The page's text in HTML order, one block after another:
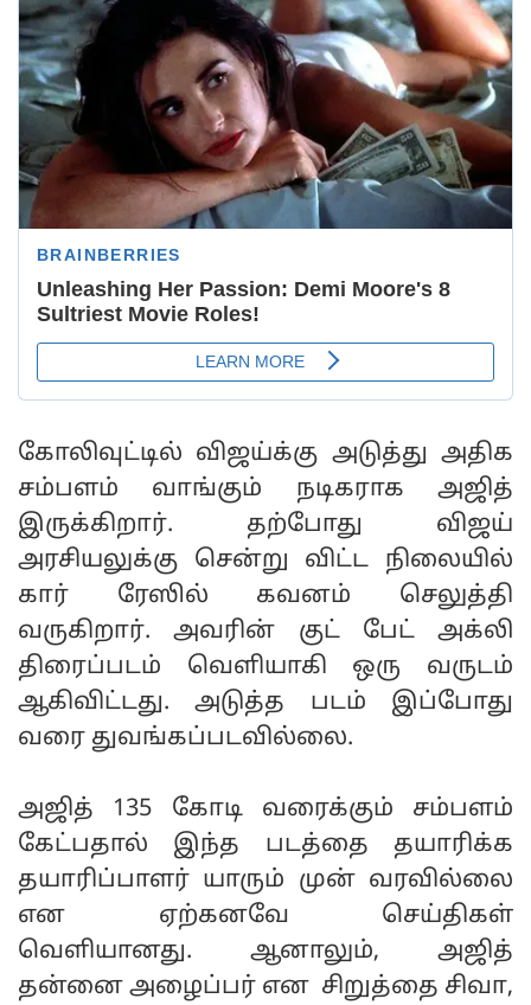
கோலிவுட்டில் விஜய்க்கு அடுத்து அதிக
சம்பளம் வாங்கும் நடிகராக அஜித்
இருக்கிறார். தற்போது விஜய்
அரசியலுக்கு சென்று விட்ட நிலையில்
கார் ரேஸில் கவனம் செலுத்தி
வருகிறார். அவரின் குட் பேட் அக்லி
திரைப்படம் வெளியாகி ஒரு வருடம்
ஆகிவிட்டது. அடுத்த படம் இப்போது
வரை துவங்கப்படவில்லை.
அஜித் 135 கோடி வரைக்கும் சம்பளம்
கேட்பதால் இந்த படத்தை தயாரிக்க
தயாரிப்பாளர் யாரும் முன் வரவில்லை
என ஏற்கனவே செய்திகள்
வெளியானது. ஆனாலும், அஜித்
தன்னை அழைப்பர் என சிறுத்தை சிவா,